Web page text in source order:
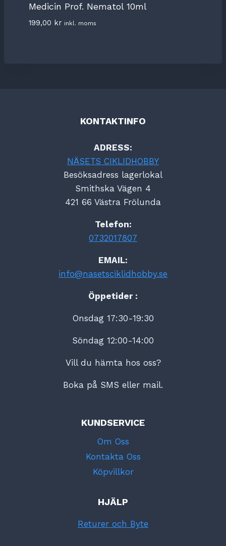
Medicin Prof. Nematol 10ml
199,00 kr inkl. moms
KONTAKTINFO
ADRESS:
NÄSETS CIKLIDHOBBY
Besöksadress lagerlokal
Smithska Vägen 4
421 66 Västra Frölunda
Telefon:
0732017807
EMAIL:
info@nasetsciklidhobby.se
Öppetider :
Onsdag 17:30-19:30
Söndag 12:00-14:00
Vill du hämta hos oss?
Boka på SMS eller mail.
KUNDSERVICE
Om Oss
Kontakta Oss
Köpvillkor
HJÄLP
Returer och Byte